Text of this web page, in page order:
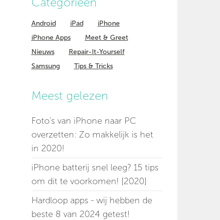
Android iPad
iPhone
iPhone Apps
Meet & Greet
Nieuws
Repair-It-Yourself
Samsung
Tips & Tricks
Meest gelezen
Foto's van iPhone naar PC
overzetten: Zo makkelijk is het
in 2020!
iPhone batterij snel leeg? 15 tips
om dit te voorkomen! [2020]
Hardloop apps - wij hebben de
beste 8 van 2024 getest!